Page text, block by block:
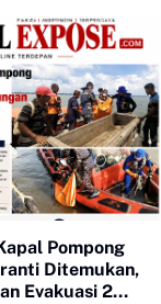
Pompong
Ditemukan,
Evakuasi 2